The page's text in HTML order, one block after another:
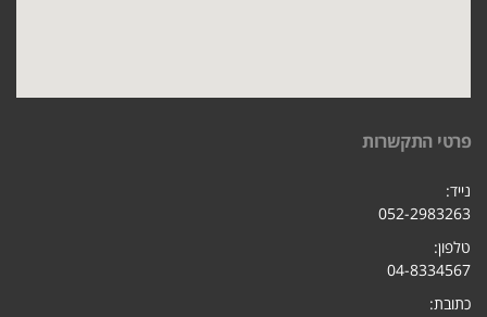
פרטי התקשרות
נייד:
052-2983263
טלפון:
04-8334567
כתובת: